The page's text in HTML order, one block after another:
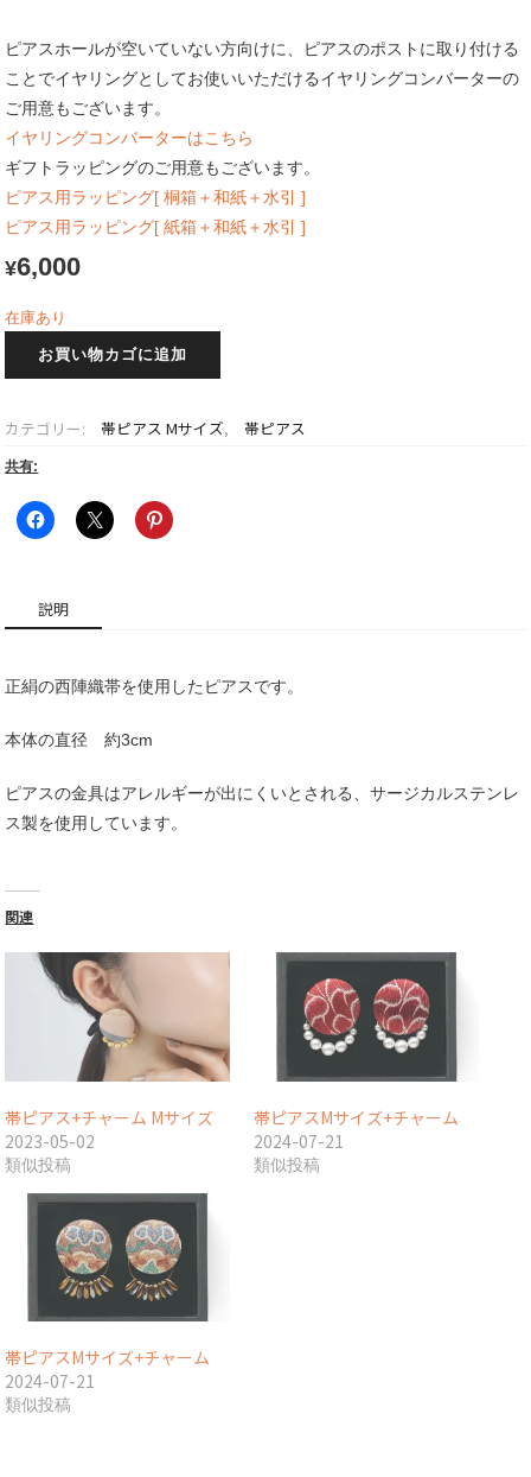
ピアスホールが空いていない方向けに、ピアスのポストに取り付ける
ことでイヤリングとしてお使いいただけるイヤリングコンバーターの
ご用意もございます。
イヤリングコンバーターはこちら
ギフトラッピングのご用意もございます。
ピアス用ラッピング[ 桐箱＋和紙＋水引 ]
ピアス用ラッピング[ 紙箱＋和紙＋水引 ]
¥6,000
在庫あり
ス
M
サ
ズ
+チ
お買い物カゴに追加
カテゴリー: 帯ピアス Mサイズ, 帯ピアス
共有:
説明
正絹の西陣織帯を使用したピアスです。
本体の直径 約3cm
ピアスの金具はアレルギーが出にくいとされる、サージカルステンレ
ス製を使用しています。
関連
帯ピアス+チャーム Mサイズ
2023-05-02
類似投稿
帯ピアスMサイズ+チャーム
2024-07-21
類似投稿
帯ピアスMサイズ+チャーム
2024-07-21
類似投稿